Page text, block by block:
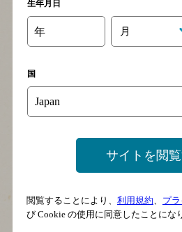
生年月日
年 月
国
サイトを閲
閲覧することにより、 利用規約、 プ
び Cookie の使用に同意したことにな